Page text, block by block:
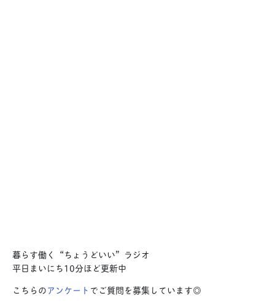
暮らす働く“ちょうどいい”ラジオ
平日まいにち10分ほど更新中
こちらのアンケート でご質問を募集しています◎